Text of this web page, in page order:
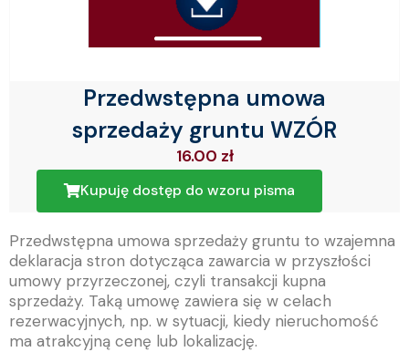
Przedwstępna umowa
sprzedaży gruntu WZÓR
16.00 zł
Kupuję dostęp do wzoru pisma
Przedwstępna umowa sprzedaży gruntu to wzajemna
deklaracja stron dotycząca zawarcia w przyszłości
umowy przyrzeczonej, czyli transakcji kupna
sprzedaży. Taką umowę zawiera się w celach
rezerwacyjnych, np. w sytuacji, kiedy nieruchomość
ma atrakcyjną cenę lub lokalizację.